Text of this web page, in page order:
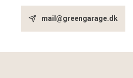
mail@greengarage.dk